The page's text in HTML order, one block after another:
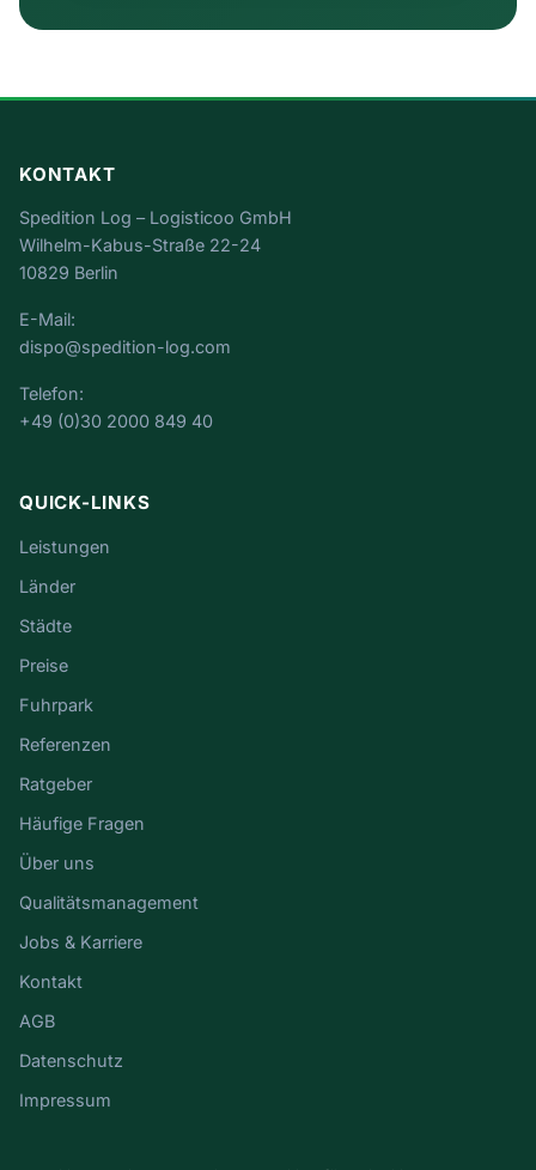
KONTAKT
Spedition Log – Logisticoo GmbH
Wilhelm-Kabus-Straße 22-24
10829 Berlin
E-Mail:
dispo@spedition-log.com
Telefon:
+49 (0)30 2000 849 40
QUICK-LINKS
Leistungen
Länder
Städte
Preise
Fuhrpark
Referenzen
Ratgeber
Häufige Fragen
Über uns
Qualitätsmanagement
Jobs & Karriere
Kontakt
AGB
Datenschutz
Impressum